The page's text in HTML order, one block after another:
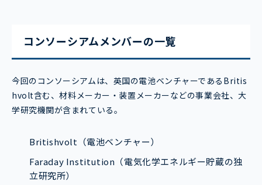
コンソーシアムメンバーの一覧
今回のコンソーシアムは、英国の電池ベンチャーであるBritis
hvolt含む、材料メーカー・装置メーカーなどの事業会社、大
学研究機関が含まれている。
Britishvolt（電池ベンチャー）
Faraday Institution（電気化学エネルギー貯蔵の独
立研究所）